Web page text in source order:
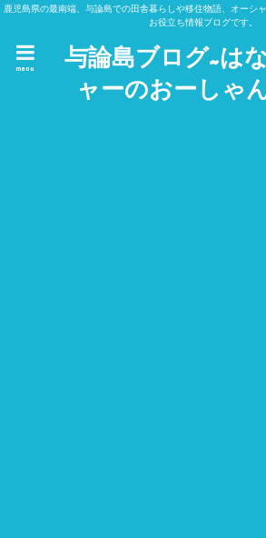
鹿児島県の最南端、与論島での田舎暮らしや移住物語、オーシ
お役立ち情報ブログです。
与論島ブログ~は
ャーのおーしゃ
menu